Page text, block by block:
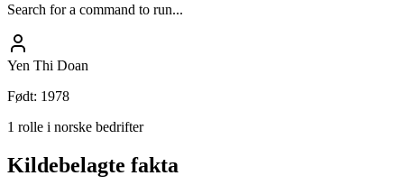
Search for a command to run...
Yen Thi Doan
Født: 1978
1 rolle i norske bedrifter
Kildebelagte fakta